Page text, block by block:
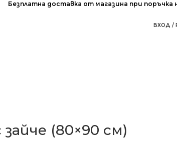
Безплатна доставка от магазина при поръчка
ВХОД /
(80×90 см)